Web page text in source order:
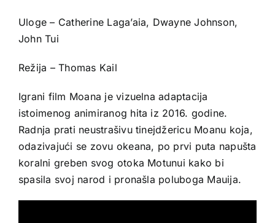
Uloge – Catherine Laga’aia, Dwayne Johnson,
John Tui
Režija – Thomas Kail
Igrani film Moana je vizuelna adaptacija
istoimenog animiranog hita iz 2016. godine.
Radnja prati neustrašivu tinejdžericu Moanu koja,
odazivajući se zovu okeana, po prvi puta napušta
koralni greben svog otoka Motunui kako bi
spasila svoj narod i pronašla poluboga Mauija.